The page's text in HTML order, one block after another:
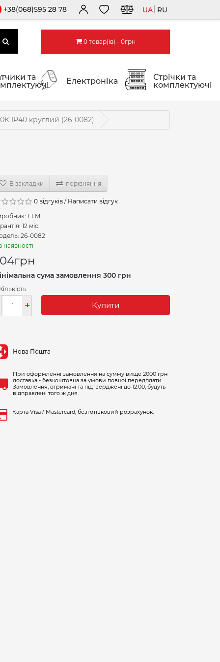
+38(068)595 28 78 UA RU
0 товар(ів) - 0грн
та
Електроніка
Стрічки та
комплектуючі
IP40 круглий (26-0082)
В закладки порівняння
0 відгуків / Написати відгук
ELM
12 міс.
26-0082
наявності
грн
сума замовлення 300 грн
Кількість
+ Купити
Нова Пошта
При оформленні замовлення на сумму вище 2000 грн
доставка - безкоштовна за умови повної передплати.
Замовлення, отримані та підтверджені до 12:00, будуть
відправлені того ж дня.
Карта Visa / Mastercard, безготівковий розрахунок.